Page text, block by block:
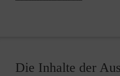
Die Inhalte der